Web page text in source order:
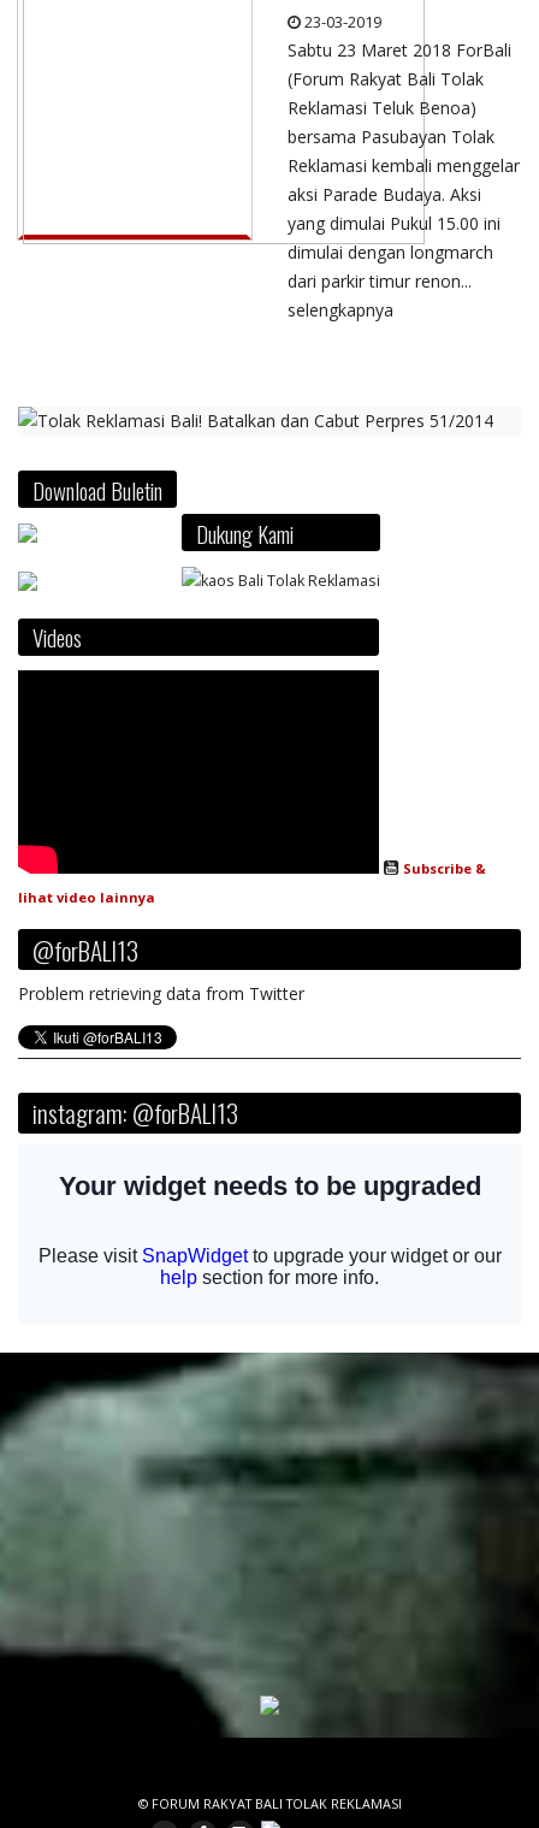
23-03-2019
Sabtu 23 Maret 2018 ForBali
(Forum Rakyat Bali Tolak
Reklamasi Teluk Benoa)
bersama Pasubayan Tolak
Reklamasi kembali menggelar
aksi Parade Budaya. Aksi
yang dimulai Pukul 15.00 ini
dimulai dengan longmarch
dari parkir timur renon...
selengkapnya
Download Buletin
Dukung Kami
Videos
Subscribe &
lihat video lainnya
@forBALI13
Problem retrieving data from Twitter
instagram: @forBALI13
© FORUM RAKYAT BALI TOLAK REKLAMASI